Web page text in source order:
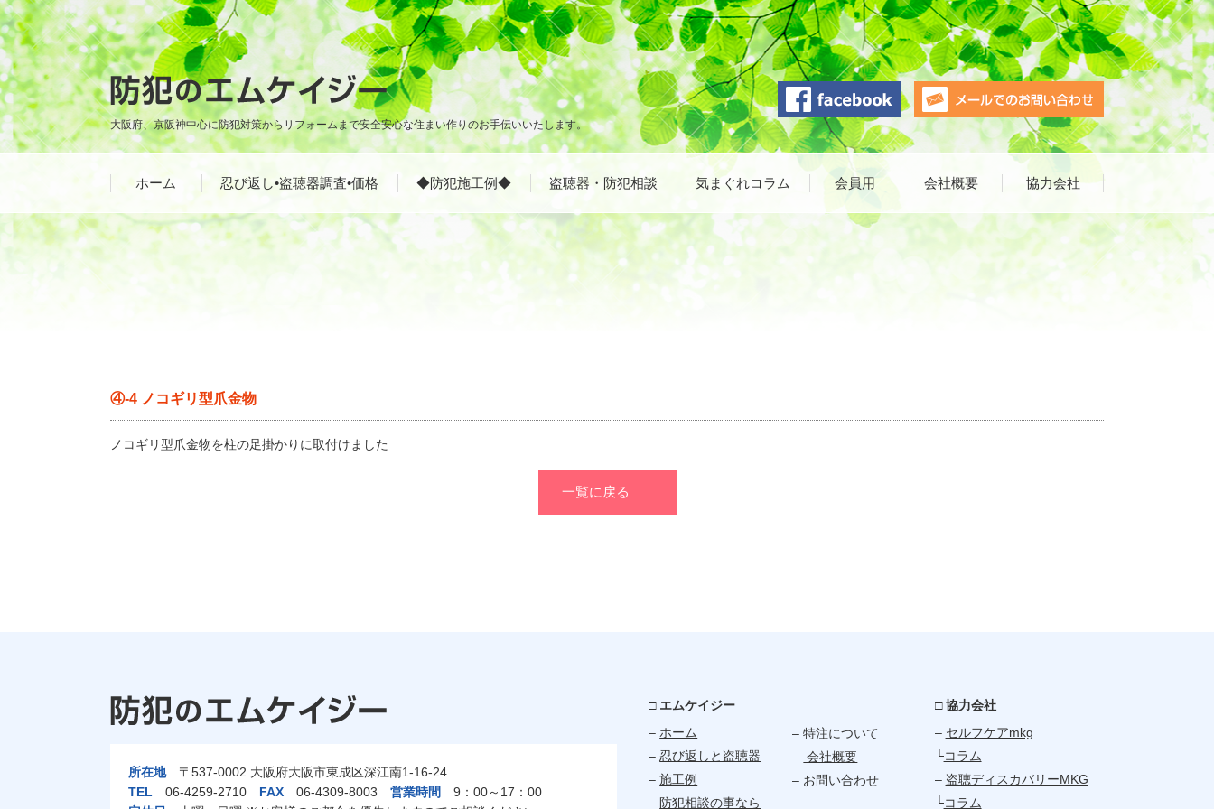
大阪府、京阪神中心に防犯対策からリフォームまで安全安心な住まい作りのお手伝いいたします。
ホーム 忍び返し•盗聴器調査•価格 ◆防犯施工例◆ 盗聴器・防犯相談 気まぐれコラム 会員用 会社概要 協力会社
④-4 ノコギリ型爪金物
ノコギリ型爪金物を柱の足掛かりに取付けました
一覧に戻る
所在地〒537-0002 大阪府大阪市東成区深江南1-16-24
TEL 06-4259-2710 FAX 06-4309-8003 営業時間
9：00～17：00
□ エムケイジー
– ホーム
– 忍び返しと盗聴器
–施工例
– 防犯相談の事なら
–特注について
– 会社概要
– お問い合わせ
□ 協力会社
– セルフケアmkg
└コラム
– 盗聴ディスカバリーMKG
└コラム